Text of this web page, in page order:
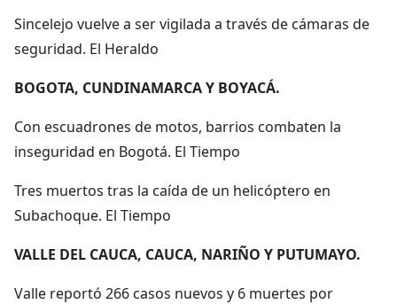
Sincelejo vuelve a ser vigilada a través de cámaras de
seguridad. El Heraldo
BOGOTA, CUNDINAMARCA Y BOYACÁ.
Con escuadrones de motos, barrios combaten la
inseguridad en Bogotá. El Tiempo
Tres muertos tras la caída de un helicóptero en
Subachoque. El Tiempo
VALLE DEL CAUCA, CAUCA, NARIÑO Y PUTUMAYO.
Valle reportó 266 casos nuevos y 6 muertes por